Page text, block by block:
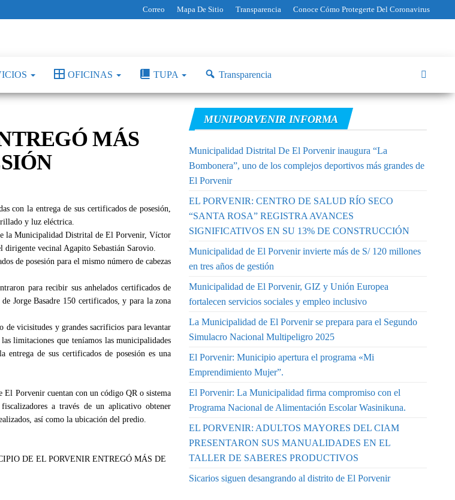
Correo Mapa De Sitio Transparencia Conoce Cómo Protegerte Del Coronavirus
OFICINAS TUPA Transparencia
MÁS
la entrega de sus certificados de posesión,
y luz eléctrica.
la Municipalidad Distrital de El Porvenir, Víctor
vecinal Agapito Sebastián Sarovio.
de posesión para el mismo número de cabezas
para recibir sus anhelados certificados de
Jorge Basadre 150 certificados, y para la zona
de vicisitudes y grandes sacrificios para levantar
limitaciones que teníamos las municipalidades
entrega de sus certificados de posesión es una
El Porvenir cuentan con un código QR o sistema
a través de un aplicativo obtener
así como la ubicación del predio.
MUNIPORVENIR INFORMA
Municipalidad Distrital De El Porvenir inaugura “La
Bombonera”, uno de los complejos deportivos más grandes de
El Porvenir
EL PORVENIR: CENTRO DE SALUD RÍO SECO
“SANTA ROSA” REGISTRA AVANCES
SIGNIFICATIVOS EN SU 13% DE CONSTRUCCIÓN
Municipalidad de El Porvenir invierte más de S/ 120 millones
en tres años de gestión
Municipalidad de El Porvenir, GIZ y Unión Europea
fortalecen servicios sociales y empleo inclusivo
La Municipalidad de El Porvenir se prepara para el Segundo
Simulacro Nacional Multipeligro 2025
El Porvenir: Municipio apertura el programa «Mi
Emprendimiento Mujer”.
El Porvenir: La Municipalidad firma compromiso con el
Programa Nacional de Alimentación Escolar Wasinikuna.
EL PORVENIR: ADULTOS MAYORES DEL CIAM
PRESENTARON SUS MANUALIDADES EN EL
TALLER DE SABERES PRODUCTIVOS
Sicarios siguen desangrando al distrito de El Porvenir